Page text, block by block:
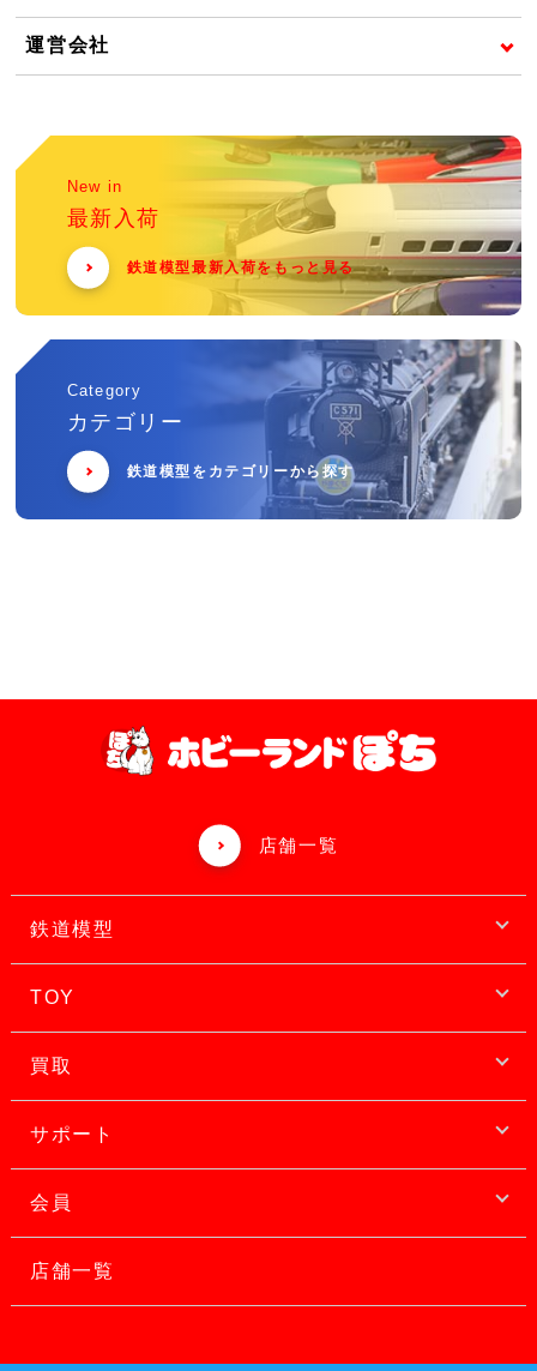
運営会社
New in
最新入荷
鉄道模型最新入荷をもっと見る
Category
カテゴリー
鉄道模型をカテゴリーから探す
店舗一覧
鉄道模型
TOY
買取
サポート
会員
店舗一覧